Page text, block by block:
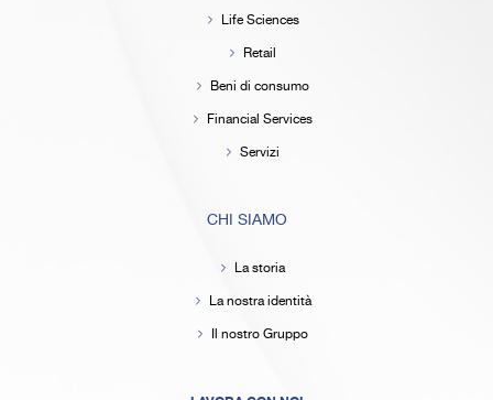
Life Sciences
Retail
Beni di consumo
Financial Services
Servizi
CHI SIAMO
La storia
La nostra identità
Il nostro Gruppo